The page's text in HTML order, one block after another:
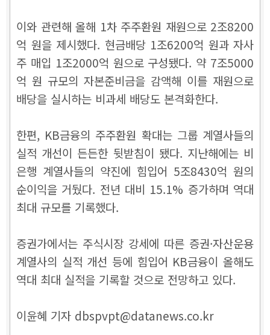
이와 관련해 올해 1차 주주환원 재원으로 2조8200
억 원을 제시했다. 현금배당 1조6200억 원과 자사
주 매입 1조2000억 원으로 구성됐다. 약 7조5000
억 원 규모의 자본준비금을 감액해 이를 재원으로
배당을 실시하는 비과세 배당도 본격화한다.
한편, KB금융의 주주환원 확대는 그룹 계열사들의
실적 개선이 든든한 뒷받침이 됐다. 지난해에는 비
은행 계열사들의 약진에 힘입어 5조8430억 원의
순이익을 거뒀다. 전년 대비 15.1% 증가하며 역대
최대 규모를 기록했다.
증권가에서는 주식시장 강세에 따른 증권·자산운용
계열사의 실적 개선 등에 힘입어 KB금융이 올해도
역대 최대 실적을 기록할 것으로 전망하고 있다.
이윤혜 기자 dbspvpt@datanews.co.kr